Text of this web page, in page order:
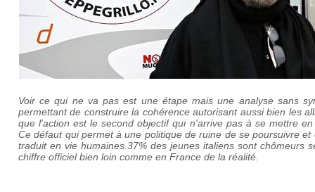
Voir ce qui ne va pas est une étape mais une analyse sans
permettant de construire la cohérence autorisant aussi bien les
que l'action est le second objectif qui n'arrive pas à se mettre en
Ce défaut qui permet à une politique de ruine de se poursuivre et
traduit en vie humaines.37% des jeunes italiens sont chômeurs
chiffre officiel bien loin comme en France de la réalité.